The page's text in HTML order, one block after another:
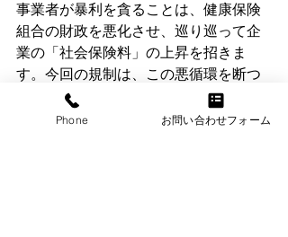
事業者が暴利を貪ることは、健康保険
組合の財政を悪化させ、巡り巡って企
業の「社会保険料」の上昇を招きま
す。今回の規制は、この悪循環を断つ
ための防衛策でもあるのです。
Phone お問い合わせフォーム